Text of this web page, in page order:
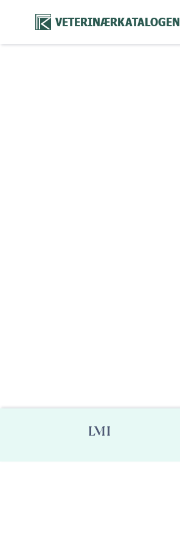
VETERINÆRKATALOGEN